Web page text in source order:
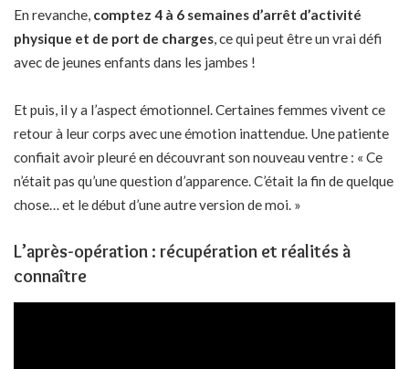
En revanche, comptez 4 à 6 semaines d’arrêt d’activité
physique et de port de charges, ce qui peut être un vrai défi
avec de jeunes enfants dans les jambes !
Et puis, il y a l’aspect émotionnel. Certaines femmes vivent ce
retour à leur corps avec une émotion inattendue. Une patiente
confiait avoir pleuré en découvrant son nouveau ventre : « Ce
n’était pas qu’une question d’apparence. C’était la fin de quelque
chose… et le début d’une autre version de moi. »
L’après-opération : récupération et réalités à
connaître